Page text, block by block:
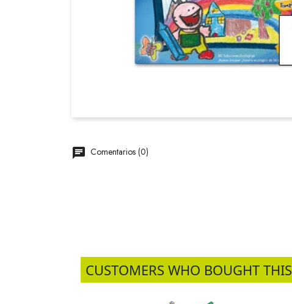
Comentarios (0)
CUSTOMERS WHO BOUGHT THIS